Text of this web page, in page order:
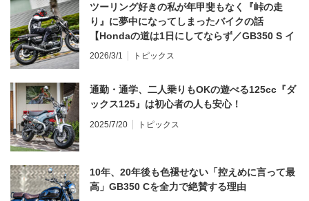
ツーリング好きの私が年甲斐もなく『峠の走
り』に夢中になってしまったバイクの話
【Hondaの道は1日にしてならず／GB350 S イ
ンプレ・レビュー 前編】
2026/3/1 トピックス
通勤・通学、二人乗りもOKの遊べる125cc『ダ
ックス125』は初心者の人も安心！
2025/7/20 トピックス
10年、20年後も色褪せない「控えめに言って最
高」GB350 Cを全力で絶賛する理由